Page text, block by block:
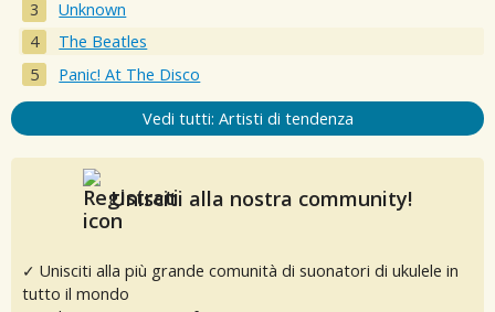
Unknown
The Beatles
Panic! At The Disco
Vedi tutti: Artisti di tendenza
Unisciti alla nostra community!
✓ Unisciti alla più grande comunità di suonatori di ukulele in
tutto il mondo